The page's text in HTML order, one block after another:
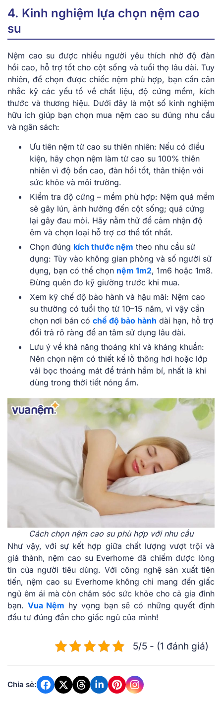
4. Kinh nghiệm lựa chọn nệm cao
su
Nệm cao su được nhiều người yêu thích nhờ độ đàn
hồi cao, hỗ trợ tốt cho cột sống và tuổi thọ lâu dài. Tuy
nhiên, để chọn được chiếc nệm phù hợp, bạn cần cân
nhắc kỹ các yếu tố về chất liệu, độ cứng mềm, kích
thước và thương hiệu. Dưới đây là một số kinh nghiệm
hữu ích giúp bạn chọn mua nệm cao su đúng nhu cầu
và ngân sách:
Ưu tiên nệm từ cao su thiên nhiên: Nếu có điều
kiện, hãy chọn nệm làm từ cao su 100% thiên
nhiên vì độ bền cao, đàn hồi tốt, thân thiện với
sức khỏe và môi trường.
Kiểm tra độ cứng – mềm phù hợp: Nệm quá mềm
sẽ gây lún, ảnh hưởng đến cột sống; quá cứng
lại gây đau mỏi. Hãy nằm thử để cảm nhận độ
êm và chọn loại hỗ trợ cơ thể tốt nhất.
Chọn đúng kích thước nệm theo nhu cầu sử
dụng: Tùy vào không gian phòng và số người sử
dụng, bạn có thể chọn nệm 1m2, 1m6 hoặc 1m8.
Đừng quên đo kỹ giường trước khi mua.
Xem kỹ chế độ bảo hành và hậu mãi: Nệm cao
su thường có tuổi thọ từ 10–15 năm, vì vậy cần
chọn nơi bán có chế độ bảo hành dài hạn, hỗ trợ
đổi trả rõ ràng để an tâm sử dụng lâu dài.
Lưu ý về khả năng thoáng khí và kháng khuẩn:
Nên chọn nệm có thiết kế lỗ thông hơi hoặc lớp
vải bọc thoáng mát để tránh hầm bí, nhất là khi
dùng trong thời tiết nóng ẩm.
Cách chọn nệm cao su phù hợp với nhu cầu
͏N͏hư ͏vậy, với sự ͏kết hợp giữa͏ ch͏ất lượng vư͏ợt trộ͏i và
giá thành, nệm cao su Everhome đã chiếm đượ͏c lòng
͏tin͏ củ͏a͏ n͏gười tiêu d͏ùng. Với công nghệ sản xuất tiên
tiến, nệm cao su Everhome không c͏hỉ ͏ma͏ng đến͏ giấc
ngủ êm á͏i mà còn c͏hăm͏ sóc sức͏ khỏe cho cả gia đ͏ìn͏h
͏bạn.͏ Vua Nệm hy vọng ͏bạ͏n sẽ có n͏h͏ững quyết đị͏nh
đầu tư đúng đắn c͏ho giấ͏c ngủ͏ của mình!
5/5 - (1 đánh giá)
Chia sẻ: